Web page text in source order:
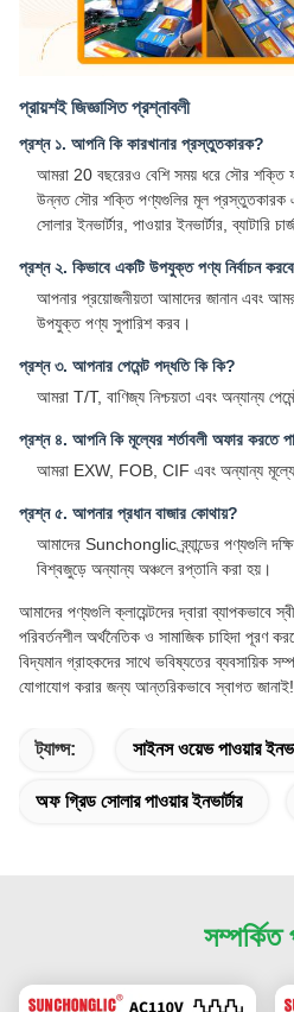
প্রায়শই জিজ্ঞাসিত প্রশ্নাবলী
প্রশ্ন ১. আপনি কি কারখানার প্রস্তুতকারক?
আমরা 20 বছরেরও বেশি সময় ধরে সৌর
উন্নত সৌর শক্তি পণ্যগুলির মূল প্রস্তুতকারক
সোলার ইনভার্টার, পাওয়ার ইনভার্টার, ব্যাটারি
প্রশ্ন ২. কিভাবে একটি উপযুক্ত পণ্য নির্বাচন
আপনার প্রয়োজনীয়তা আমাদের জানান এবং
উপযুক্ত পণ্য সুপারিশ করব।
প্রশ্ন ৩. আপনার পেমেন্ট পদ্ধতি কি কি?
আমরা T/T, বাণিজ্য নিশ্চয়তা এবং অন্যান্য
প্রশ্ন ৪. আপনি কি মূল্যের শর্তাবলী অফার করতে
আমরা EXW, FOB, CIF এবং অন্যান্য মূল্যের
প্রশ্ন ৫. আপনার প্রধান বাজার কোথায়?
আমাদের Sunchonglic ব্র্যান্ডের পণ্যগুলি
বিশ্বজুড়ে অন্যান্য অঞ্চলে রপ্তানি করা হয়।
আমাদের পণ্যগুলি ক্লায়েন্টদের দ্বারা ব্যাপকভাবে
পরিবর্তনশীল অর্থনৈতিক ও সামাজিক চাহিদা পূরণ
বিদ্যমান গ্রাহকদের সাথে ভবিষ্যতের ব্যবসায়িক
যোগাযোগ করার জন্য আন্তরিকভাবে স্বাগত জানাই!
ট্যাগ্স: সাইনস ওয়েভ পাওয়ার
অফ গ্রিড সোলার পাওয়ার ইনভার্টার
সম্পর্কিত